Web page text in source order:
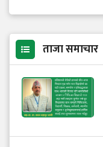
ताजा समाचार